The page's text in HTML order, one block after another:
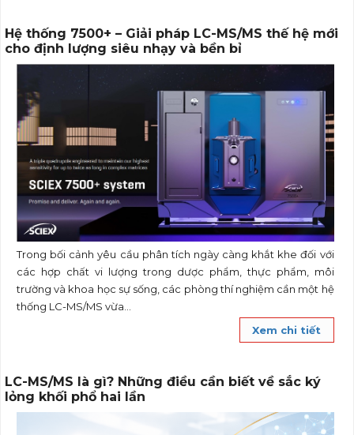
Hệ thống 7500+ – Giải pháp LC-MS/MS thế hệ mới
cho định lượng siêu nhạy và bền bỉ
Trong bối cảnh yêu cầu phân tích ngày càng khắt khe đối với
các hợp chất vi lượng trong dược phẩm, thực phẩm, môi
trường và khoa học sự sống, các phòng thí nghiệm cần một hệ
thống LC-MS/MS vừa...
Xem chi tiết
LC-MS/MS là gì? Những điều cần biết về sắc ký
lỏng khối phổ hai lần